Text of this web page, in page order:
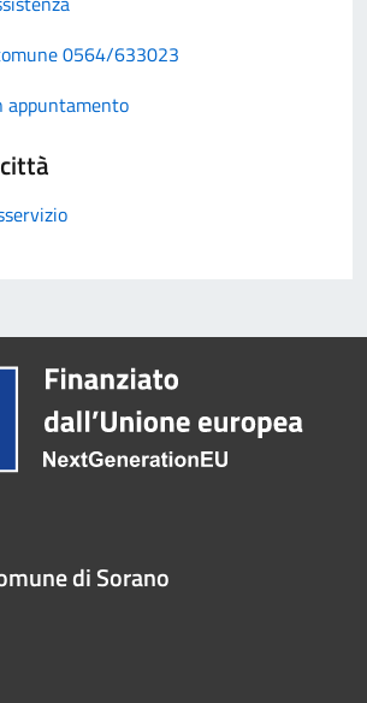
0564/633023
appuntamento
di Sorano